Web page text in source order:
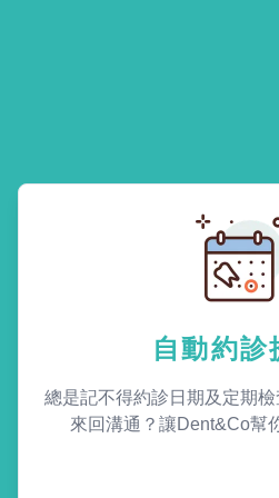
自動約診
總是記不得約診日期及定期
來回溝通？讓Dent&Co幫